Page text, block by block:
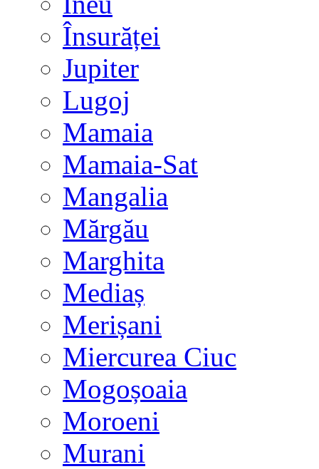
Însurăței
Jupiter
Lugoj
Mamaia
Mamaia-Sat
Mangalia
Mărgău
Marghita
Mediaș
Merișani
Miercurea Ciuc
Mogoșoaia
Moroeni
Murani